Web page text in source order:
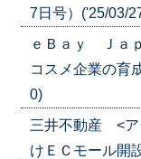
7日号）('25/03/
ｅＢａｙ Ｊａ
コスメ企業の育
0)
三井不動産 <ア
けＥＣモール開